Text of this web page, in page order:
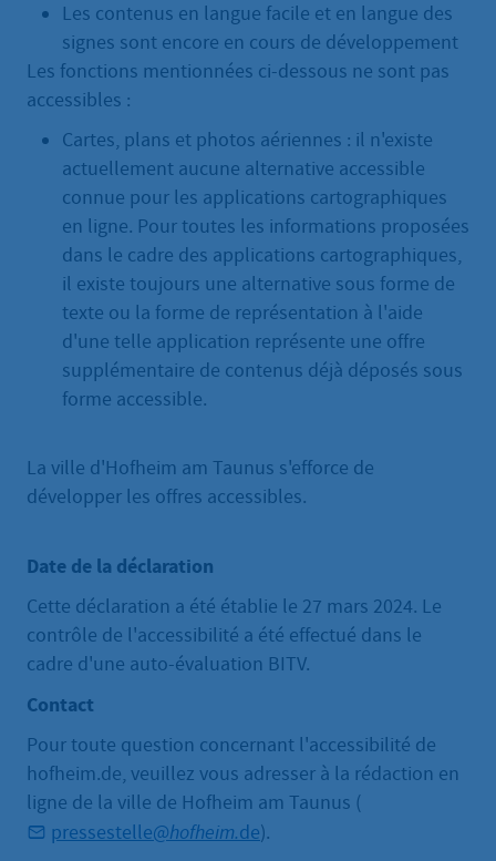
Les contenus en langue facile et en langue des
signes sont encore en cours de développement
Les fonctions mentionnées ci-dessous ne sont pas
accessibles :
Cartes, plans et photos aériennes : il n'existe
actuellement aucune alternative accessible
connue pour les applications cartographiques
en ligne. Pour toutes les informations proposées
dans le cadre des applications cartographiques,
il existe toujours une alternative sous forme de
texte ou la forme de représentation à l'aide
d'une telle application représente une offre
supplémentaire de contenus déjà déposés sous
forme accessible.
La ville d'Hofheim am Taunus s'efforce de
développer les offres accessibles.
Date de la déclaration
Cette déclaration a été établie le 27 mars 2024. Le
contrôle de l'accessibilité a été effectué dans le
cadre d'une auto-évaluation BITV.
Contact
Pour toute question concernant l'accessibilité de
hofheim.de, veuillez vous adresser à la rédaction en
ligne de la ville de Hofheim am Taunus (
pressestelle@hofheim.de).